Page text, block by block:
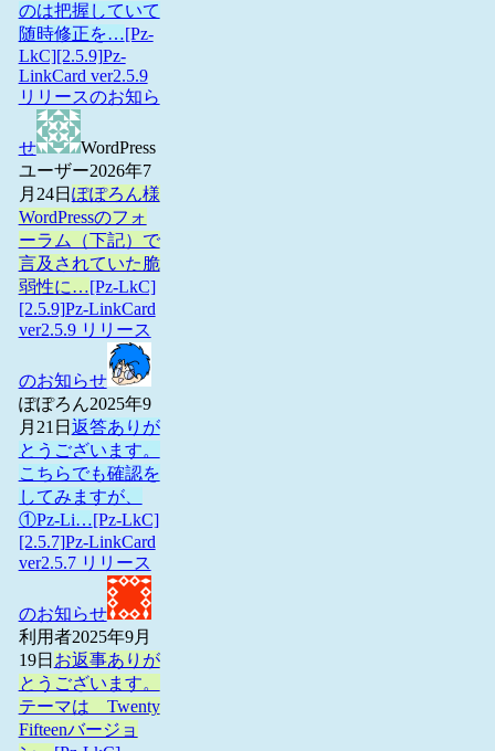
のは把握していて
随時修正を…[Pz-
LkC][2.5.9]Pz-
LinkCard ver2.5.9
リリースのお知ら
せ
WordPress
ユーザー2026年7
月24日 ぽぽろん様
WordPressのフォ
ーラム（下記）で
言及されていた脆
弱性に…[Pz-LkC]
[2.5.9]Pz-LinkCard
ver2.5.9 リリース
のお知らせ
ぽぽろん2025年9
月21日 返答ありが
とうございます。
こちらでも確認を
してみますが、
①Pz-Li…[Pz-LkC]
[2.5.7]Pz-LinkCard
ver2.5.7 リリース
のお知らせ
利用者2025年9月
19日 お返事ありが
とうございます。
テーマは Twenty
Fifteenバージョ